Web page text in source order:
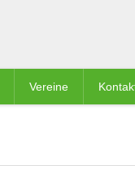
Vereine